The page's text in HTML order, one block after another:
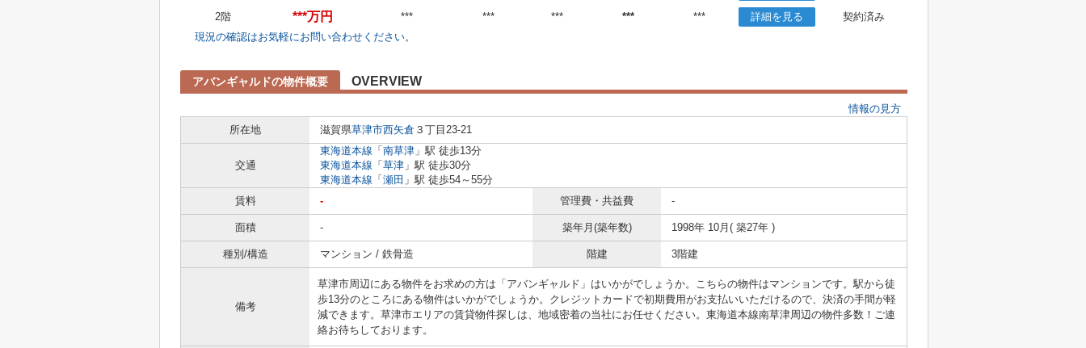
2階 ***万円 *** *** *** *** *** 詳細を見る
契約済み
現況の確認はお気軽にお問い合わせください。
アバンギャルドの物件概要 OVERVIEW
情報の見方
所在地
滋賀県草津市西矢倉 ３丁目23-21
交通
東海道本線 「 南草津 」駅 徒歩13分
東海道本線 「 草津 」駅 徒歩30分
東海道本線 「 瀬田 」駅 徒歩54～55分
賃料
- 管理費・共益費 -
面積 - 築年月(築年数) 1998年 10月( 築27年 )
種別/構造 マンション / 鉄骨造 階建 3階建
備考
草津市周辺にある物件をお求めの方は「アバンギャルド」はいかがでしょうか。こちらの物件はマンションです。駅から徒
歩13分のところにある物件はいかがでしょうか。クレジットカードで初期費用がお支払いいただけるので、決済の手間が軽
減できます。草津市エリアの賃貸物件探しは、地域密着の当社にお任せください。東海道本線南草津周辺の物件多数！ご連
絡お待ちしております。